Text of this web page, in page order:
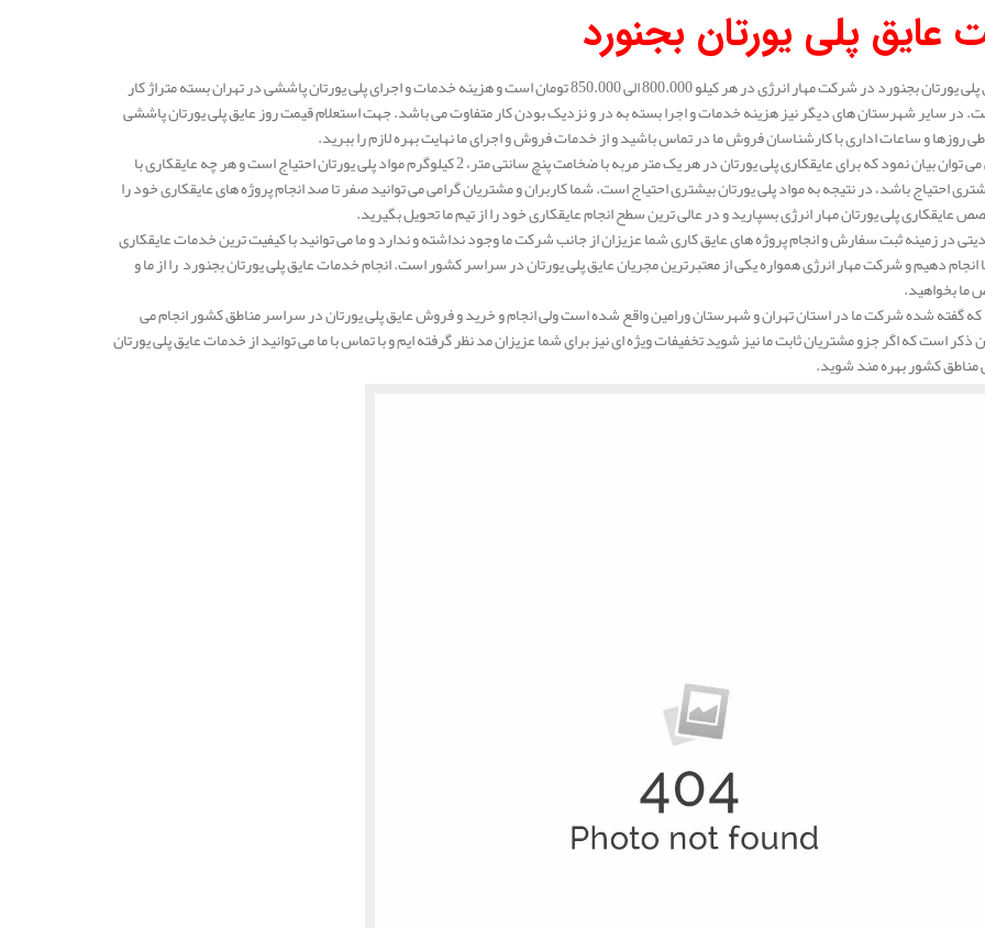
عایق پلی یورتان بجنورد
قیمت عایق پلی یورتان بجنورد در شرکت مهار انرژی در هر کیلو 800.000 الی 850.000 تومان است و هزینه خدمات و اجرای پلی یورتان پاششی در تهران بسته متراژ کار
در سایر شهرستان های دیگر نیز هزینه خدمات و اجرا بسته به در و نزدیک بودن کار متفاوت می باشد. جهت استعلام قیمت روز عایق پلی یورتان پاششی
روزها و ساعات اداری با کارشناسان فروش ما در تماس باشید و از خدمات فروش و اجرای ما نهایت بهره لازم را ببرید.
به طور کلی می توان بیان نمود که برای عایقکاری پلی یورتان در هر یک متر مربه با ضخامت پنچ سانتی متر، 2 کیلوگرم مواد پلی یورتان احتیاج است و هر چه عایقکاری با
احتیاج باشد، در نتیجه به مواد پلی یورتان بیشتری احتیاج است. شما کاربران و مشتریان گرامی می توانید صفر تا صد انجام پروژه های عایقکاری خود را
عایقکاری پلی یورتان مهار انرژی بسپارید و در عالی ترین سطح انجام عایقکاری خود را از تیم ما تحویل بگیرید.
در زمینه ثبت سفارش و انجام پروژه های عایق کاری شما عزیزان از جانب شرکت ما وجود نداشته و ندارد و ما می توانید با کیفیت ترین خدمات عایقکاری
انجام دهیم و شرکت مهار انرژی همواره یکی از معتبرترین مجریان عایق پلی یورتان در سراسر کشور است. انجام خدمات عایق پلی یورتان بجنورد را از ما و
ما بخواهید.
گفته شده شرکت ما در استان تهران و شهرستان ورامین واقع شده است ولی انجام و خرید و فروش عایق پلی یورتان در سراسر مناطق کشور انجام می
است که اگر جزو مشتریان ثابت ما نیز شوید تخفیفات ویژه ای نیز برای شما عزیزان مد نظر گرفته ایم و با تماس با ما می توانید از خدمات عایق پلی یورتان
مناطق کشور بهره مند شوید.